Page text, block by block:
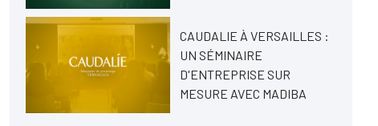
CAUDALIE À VERSAILLES :
UN SÉMINAIRE
D'ENTREPRISE SUR
MESURE AVEC MADIBA